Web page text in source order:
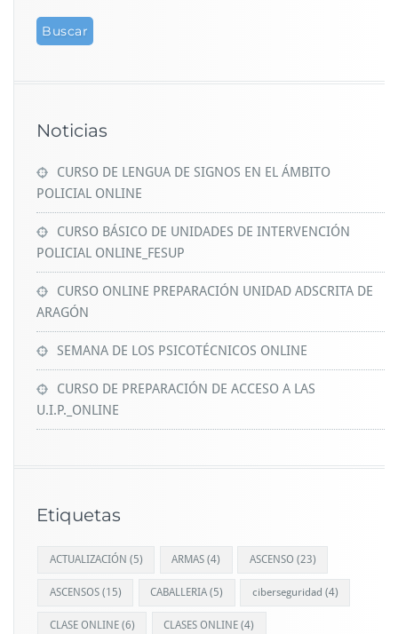
Noticias
CURSO DE LENGUA DE SIGNOS EN EL ÁMBITO
POLICIAL ONLINE
CURSO BÁSICO DE UNIDADES DE INTERVENCIÓN
POLICIAL ONLINE_FESUP
CURSO ONLINE PREPARACIÓN UNIDAD ADSCRITA DE
ARAGÓN
SEMANA DE LOS PSICOTÉCNICOS ONLINE
CURSO DE PREPARACIÓN DE ACCESO A LAS
U.I.P._ONLINE
Etiquetas
ACTUALIZACIÓN (5) ARMAS (4) ASCENSO (23)
ASCENSOS(15) CABALLERIA (5) ciberseguridad (4)
CLASE ONLINE(6) CLASES ONLINE (4)